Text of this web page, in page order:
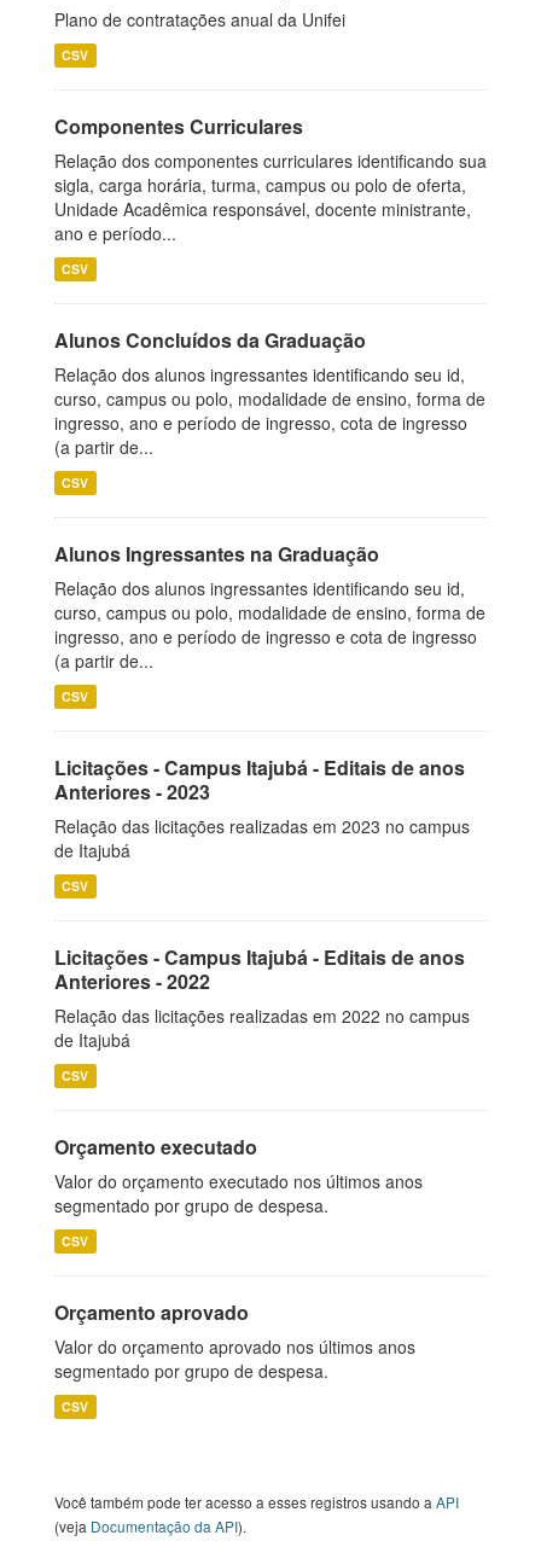
Plano de contratações anual da Unifei
CSV
Componentes Curriculares
Relação dos componentes curriculares identificando sua
sigla, carga horária, turma, campus ou polo de oferta,
Unidade Acadêmica responsável, docente ministrante,
ano e período...
CSV
Alunos Concluídos da Graduação
Relação dos alunos ingressantes identificando seu id,
curso, campus ou polo, modalidade de ensino, forma de
ingresso, ano e período de ingresso, cota de ingresso
(a partir de...
CSV
Alunos Ingressantes na Graduação
Relação dos alunos ingressantes identificando seu id,
curso, campus ou polo, modalidade de ensino, forma de
ingresso, ano e período de ingresso e cota de ingresso
(a partir de...
CSV
Licitações - Campus Itajubá - Editais de anos
Anteriores - 2023
Relação das licitações realizadas em 2023 no campus
de Itajubá
CSV
Licitações - Campus Itajubá - Editais de anos
Anteriores - 2022
Relação das licitações realizadas em 2022 no campus
de Itajubá
CSV
Orçamento executado
Valor do orçamento executado nos últimos anos
segmentado por grupo de despesa.
CSV
Orçamento aprovado
Valor do orçamento aprovado nos últimos anos
segmentado por grupo de despesa.
CSV
Você também pode ter acesso a esses registros usando a API
(veja Documentação da API).